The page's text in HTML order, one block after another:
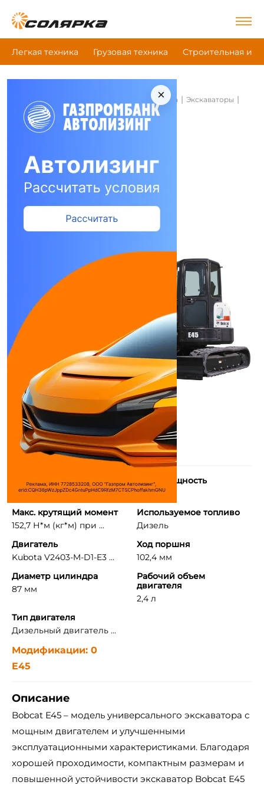
Легкая техника Грузовая техника Строительная и
×
Главная Строительная и дорожная техника | Экскаваторы |
Bobcat E45
Экскаваторы Bobcat E45
Количество цилиндров
Макс. мощность
41,07 л.с.
Макс. крутящий момент
152,7 Н*м (кг*м) при ...
Используемое топливо
Дизель
Двигатель
Kubota V2403-M-D1-E3 ...
Ход поршня
102,4 мм
Диаметр цилиндра
87 мм
Рабочий объем
двигателя
2,4 л
Тип двигателя
Дизельный двигатель ...
Модификации: 0
E45
Описание
Bobcat E45 – модель универсального экскаватора с
мощным двигателем и улучшенными
эксплуатационными характеристиками. Благодаря
хорошей проходимости, компактным размерам и
повышенной устойчивости экскаватор Bobcat E45